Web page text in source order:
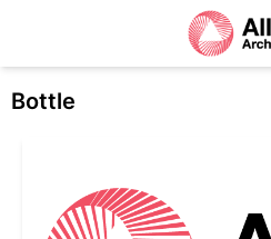
Bottle